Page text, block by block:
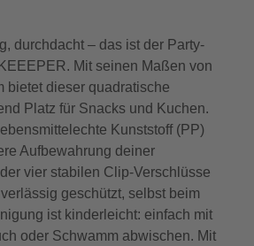
durchdacht – das ist der Party-
Mit seinen Maßen von
bietet dieser quadratische
Platz für Snacks und Kuchen.
Kunststoff (PP)
Aufbewahrung deiner
vier stabilen Clip-Verschlüsse
geschützt, selbst beim
ist kinderleicht: einfach mit
oder Schwamm abwischen. Mit